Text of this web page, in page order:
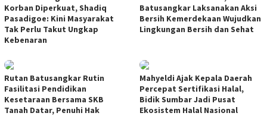
Korban Diperkuat, Shadiq
Pasadigoe: Kini Masyarakat
Tak Perlu Takut Ungkap
Kebenaran
Batusangkar Laksanakan Aksi
Bersih Kemerdekaan Wujudkan
Lingkungan Bersih dan Sehat
Rutan Batusangkar Rutin
Fasilitasi Pendidikan
Kesetaraan Bersama SKB
Tanah Datar, Penuhi Hak
Mahyeldi Ajak Kepala Daerah
Percepat Sertifikasi Halal,
Bidik Sumbar Jadi Pusat
Ekosistem Halal Nasional